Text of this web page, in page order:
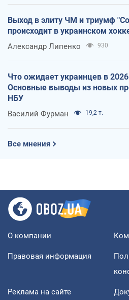
Выход в элиту ЧМ и триумф
происходит в украинском
Александр Липенко 930
Что ожидает украинцев в
Основные выводы из новых
НБУ
Василий Фурман 19,2 т.
Все мнения
О компании
Правовая информация
Реклама на сайте